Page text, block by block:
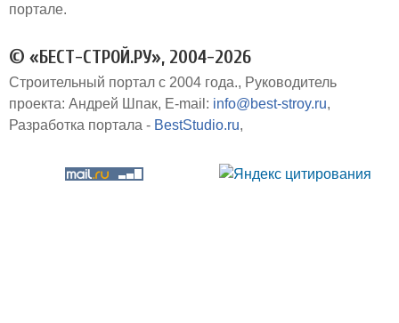
портале
© «БЕСТ-СТРОЙ.РУ», 2004-2026
Строительный портал с 2004 года.
Руководитель
проекта: Андрей Шпак E-mail: info@best-stroy.ru
Разработка портала - BestStudio.ru